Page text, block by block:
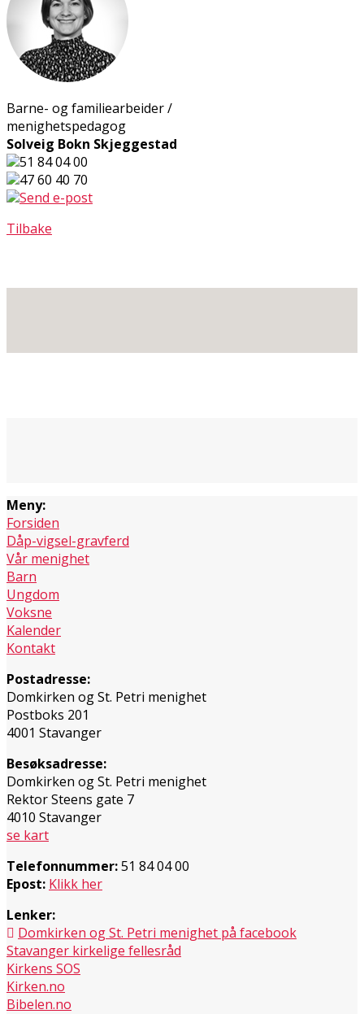
Barne- og familiearbeider /
menighetspedagog
Solveig Bokn Skjeggestad
51 84 04 00
47 60 40 70
Send e-post
Tilbake
Meny:
Forsiden
Dåp-vigsel-gravferd
Vår menighet
Barn
Ungdom
Voksne
Kalender
Kontakt
Postadresse:
Domkirken og St. Petri menighet
Postboks 201
4001 Stavanger
Besøksadresse:
Domkirken og St. Petri menighet
Rektor Steens gate 7
4010 Stavanger
se kart
Telefonnummer:51 84 04 00
Epost: Klikk her
Lenker:
Domkirken og St. Petri menighet på facebook
Stavanger kirkelige fellesråd
Kirkens SOS
Kirken.no
Bibelen.no